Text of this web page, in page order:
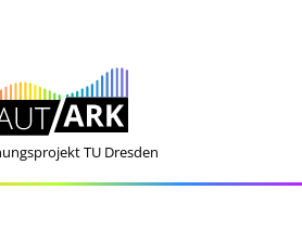
TU Dresden